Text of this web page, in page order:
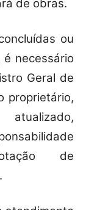
de obras.
ou
necessário
Geral de
proprietário,
de